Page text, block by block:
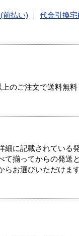
前払い) 代金引換宅
のご注文で送料無料
に記載されている
揃ってからの発送
らお選びいただけま